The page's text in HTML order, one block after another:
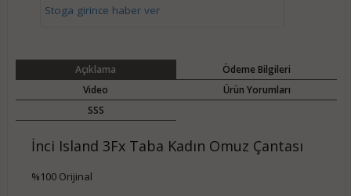
Stoga girince haber ver
Açıklama
Ödeme Bilgileri
Video
Ürün Yorumları
SSS
İnci Island 3Fx Taba Kadın Omuz Çantası
%100 Orijinal